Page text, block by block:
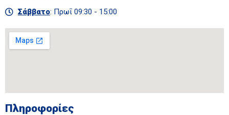
Σάββατο: Πρωΐ 09:30 - 15:00
Πληροφορίες